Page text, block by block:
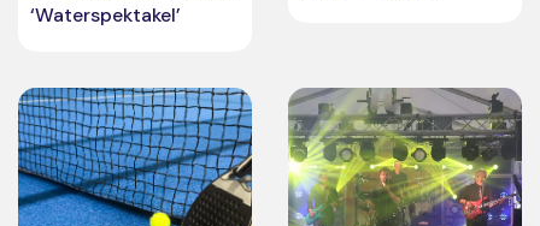
‘Waterspektakel’